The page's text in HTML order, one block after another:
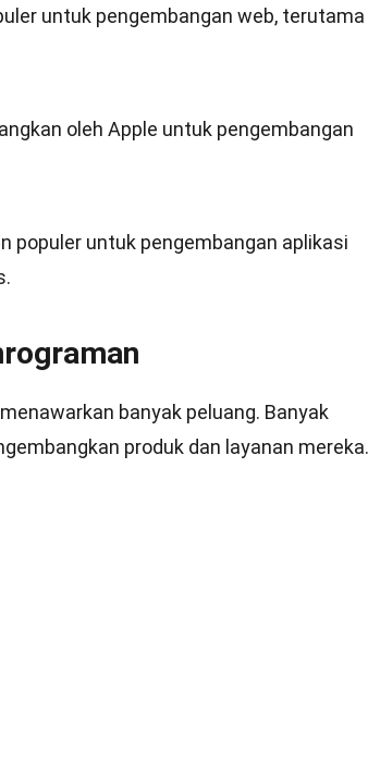
untuk pengembangan web, terutama
oleh Apple untuk pengembangan
populer untuk pengembangan aplikasi
banyak peluang. Banyak
produk dan layanan mereka.